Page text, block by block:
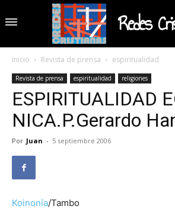
Redes
Inicio Revista de prensa espiritualidad
Revista de prensa espiritualidad religiones
ESPIRITUALIDAD
NICA.P.Gerardo
Por Juan - 5 septiembre 2006
Koinonía/Tambo